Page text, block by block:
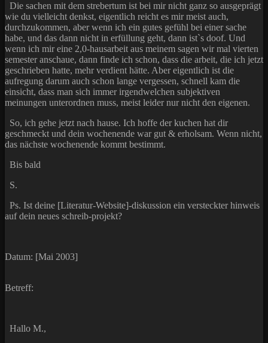
Die sachen mit dem strebertum ist bei mir nicht ganz so ausgeprägt
wie du vielleicht denkst, eigentlich reicht es mir meist auch,
durchzukommen, aber wenn ich ein gutes gefühl bei einer sache
habe, und das dann nicht in erfüllung geht, dann ist`s doof. Und
wenn ich mir eine 2,0-hausarbeit aus meinem sagen wir mal vierten
semester anschaue, dann finde ich schon, dass die arbeit, die ich jetzt
geschrieben hatte, mehr verdient hätte. Aber eigentlich ist die
aufregung darum auch schon lange vergessen, schnell kam die
einsicht, dass man sich immer irgendwelchen subjektiven
meinungen unterordnen muss, meist leider nur nicht den eigenen.
So, ich gehe jetzt nach hause. Ich hoffe der kuchen hat dir
geschmeckt und dein wochenende war gut & erholsam. Wenn nicht,
das nächste wochenende kommt bestimmt.
Bis bald
S.
Ps. Ist deine [Literatur-Website]-diskussion ein versteckter hinweis
auf dein neues schreib-projekt?
Datum: [Mai 2003]
Betreff:
Hallo M.,